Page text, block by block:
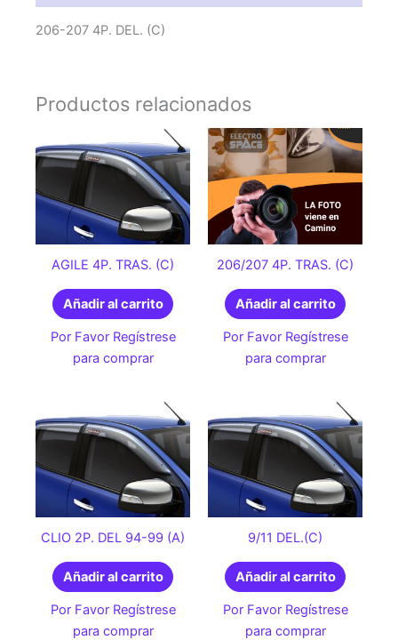
206-207 4P. DEL. (C)
Productos relacionados
AGILE 4P. TRAS. (C)
Añadir al carrito
Por Favor Regístrese
para comprar
206/207 4P. TRAS. (C)
Añadir al carrito
Por Favor Regístrese
para comprar
CLIO 2P. DEL 94-99 (A)
Añadir al carrito
Por Favor Regístrese
para comprar
9/11 DEL.(C)
Añadir al carrito
Por Favor Regístrese
para comprar